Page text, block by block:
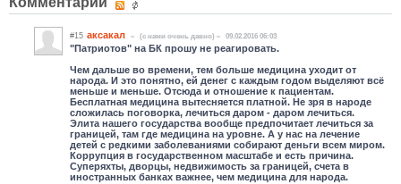
#15 аксакал (c нами очень давно) 09.02.2016 06:03
"Патриотов" на БК прошу не реагировать.
Чем дальше во времени, тем больше медицина уходит от
народа. И это понятно, ей денег с каждым годом выделяют всё
меньше и меньше. Отсюда и отношение к пациентам.
Бесплатная медицина вытесняется платной. Не зря в народе
сложилась поговорка, лечиться даром - даром лечиться.
Элита нашего государства вообще предпочитает лечиться за
границей, там где медицина на уровне. А у нас на лечение
детей с редкими заболеваниями собирают деньги всем миром.
Коррупция в государственном масштабе и есть причина.
Суперяхты, дворцы, недвижимость за границей, счета в
иностранных банках важнее, чем медицина для народа.